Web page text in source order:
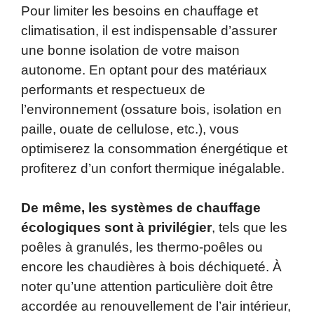
Pour limiter les besoins en chauffage et
climatisation, il est indispensable d’assurer
une bonne isolation de votre maison
autonome. En optant pour des matériaux
performants et respectueux de
l’environnement (ossature bois, isolation en
paille, ouate de cellulose, etc.), vous
optimiserez la consommation énergétique et
profiterez d’un confort thermique inégalable.
De même, les systèmes de chauffage
écologiques sont à privilégier, tels que les
poêles à granulés, les thermo-poêles ou
encore les chaudières à bois déchiqueté. À
noter qu’une attention particulière doit être
accordée au renouvellement de l’air intérieur,